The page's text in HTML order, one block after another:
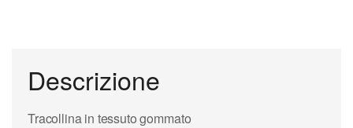
Descrizione
Tracollina in tessuto gommato